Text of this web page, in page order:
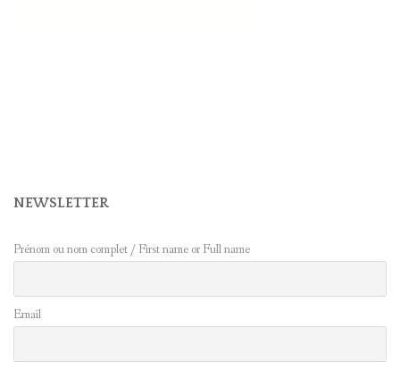
NEWSLETTER
Prénom ou nom complet / First name or Full name
Email